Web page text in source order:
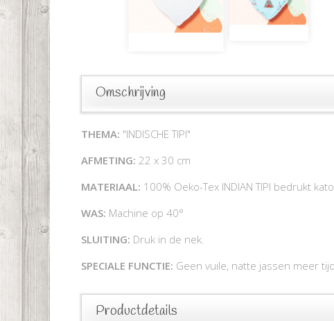
Omschrijving
THEMA: "INDISCHE TIPI"
AFMETING: 22 x 30 cm
MATERIAAL: 100% Oeko-Tex INDIAN TIPI bedrukt
WAS: Machine op 40°
SLUITING: Druk in de nek.
SPECIALE FUNCTIE: Geen vuile, natte jassen meer
Productdetails